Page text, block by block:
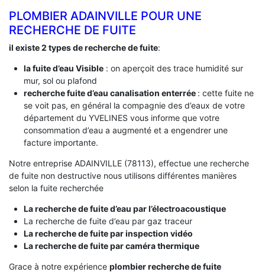
PLOMBIER ADAINVILLE POUR UNE
RECHERCHE DE FUITE
il existe 2 types de recherche de fuite:
la fuite d’eau Visible: on aperçoit des trace humidité sur
mur, sol ou plafond
recherche fuite d’eau canalisation enterrée : cette fuite ne
se voit pas, en général la compagnie des d’eaux de votre
département du YVELINES vous informe que votre
consommation d’eau a augmenté et a engendrer une
facture importante.
Notre entreprise ADAINVILLE (78113), effectue une recherche
de fuite non destructive nous utilisons différentes manières
selon la fuite recherchée
La recherche de fuite d’eau par l’électroacoustique
La recherche de fuite d’eau par gaz traceur
La recherche de fuite par inspection vidéo
La recherche de fuite par caméra thermique
Grace à notre expérience plombier recherche de fuite